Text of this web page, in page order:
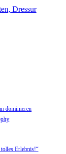
Dressur
dominieren
Erlebnis!“